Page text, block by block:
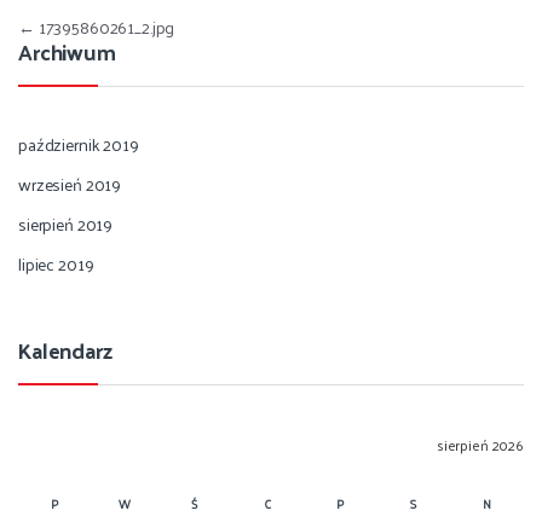
Nawigacja wpisu
← 17395860261_2.jpg
Archiwum
październik 2019
wrzesień 2019
sierpień 2019
lipiec 2019
Kalendarz
sierpień 2026
P W Ś C P S N